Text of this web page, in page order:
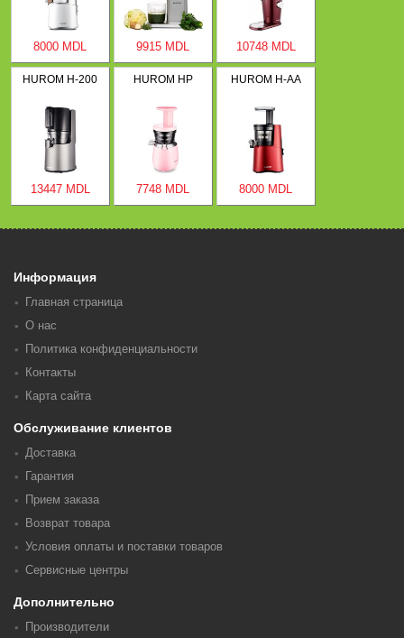
8000 MDL 9915 MDL 10748 MDL
HUROM H-200
13447 MDL
HUROM HP
7748 MDL
HUROM H-AA
8000 MDL
Информация
Главная страница
О нас
Политика конфиденциальности
Контакты
Карта сайта
Обслуживание клиентов
Доставка
Гарантия
Прием заказа
Возврат товара
Условия оплаты и поставки товаров
Сервисные центры
Дополнительно
Производители